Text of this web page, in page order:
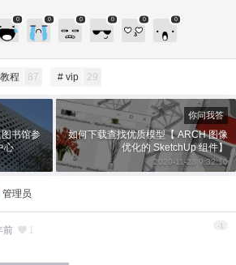
0 0 0 0 0 0
程 87 # vip 29
付
¥
书馆参
心
你问我答
如何下载查找优质模型【 ARCH 图像
优化的 SketchUp 组件】
2020-11-23 9:32:10
管理员
前 1 -1
布内容，请购买会员或者提升权
6位以上
6位以上